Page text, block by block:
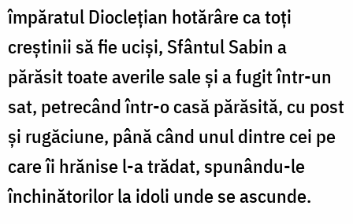
împăratul Dioclețian hotărâre ca toți
creștinii să fie uciși, Sfântul Sabin a
părăsit toate averile sale și a fugit într-un
sat, petrecând într-o casă părăsită, cu post
și rugăciune, până când unul dintre cei pe
care îi hrănise l-a trădat, spunându-le
închinătorilor la idoli unde se ascunde.